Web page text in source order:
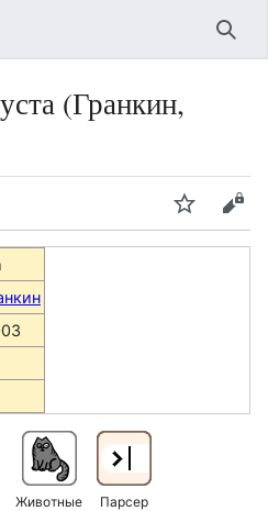
(Гранкин,
Следить
Животные Парсер